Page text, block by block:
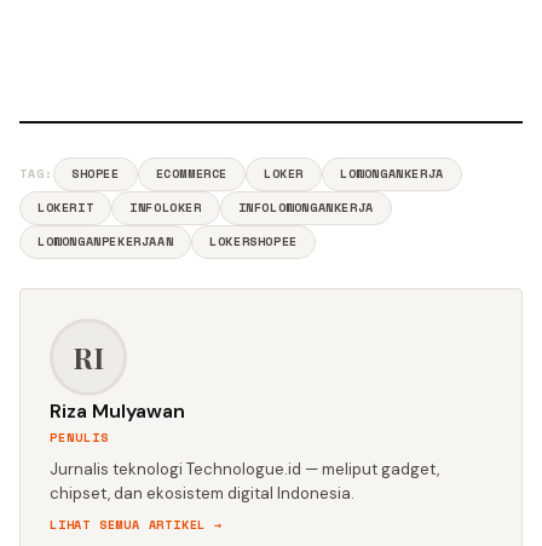
TAG: SHOPEE ECOMMERCE LOKER
LOWONGANKERJA
LOKERIT
INFOLOKER
INFOLOWONGANKERJA
LOWONGANPEKERJAAN
LOKERSHOPEE
RI
Riza Mulyawan
PENULIS
Jurnalis teknologi Technologue.id — meliput gadget,
chipset, dan ekosistem digital Indonesia.
LIHAT SEMUA ARTIKEL →